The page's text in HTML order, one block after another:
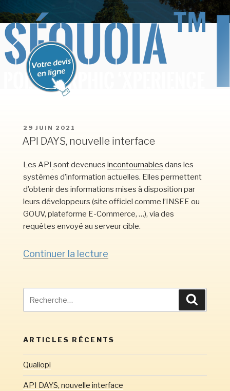
au
contenu
principal
BERCEL INFORMATIQUE
SEQUOIA Polymorphic X'périence
PUBLIÉ
LE
29 JUIN 2021
API DAYS, nouvelle interface
Les API sont devenues incontournables dans les
systèmes d’information actuelles. Elles permettent
d’obtenir des informations mises à disposition par
leurs développeurs (site officiel comme l’INSEE ou
GOUV, plateforme E-Commerce, …), via des
requêtes envoyé au serveur cible.
Continuer la lecture
interface »
pour
ARTICLES RÉCENTS
Qualiopi
API DAYS, nouvelle interface